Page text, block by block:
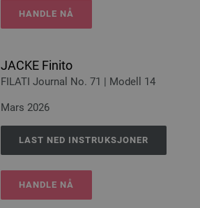
HANDLE NÅ
JACKE Finito
FILATI Journal No. 71 | Modell 14
Mars 2026
LAST NED INSTRUKSJONER
HANDLE NÅ